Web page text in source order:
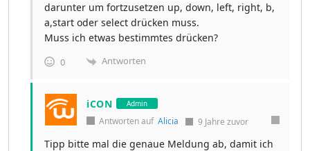
darunter um fortzusetzen up, down, left, right, b,
a,start oder select drücken muss.
Muss ich etwas bestimmtes drücken?
0 Antworten
iCON Admin
Antworten auf Alicia 9 Jahre zuvor
Tipp bitte mal die genaue Meldung ab, damit ich